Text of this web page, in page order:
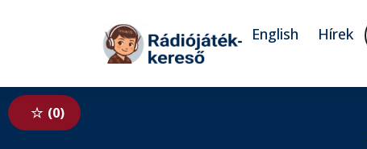
Tovább a tartalomhoz
English Hírek
0